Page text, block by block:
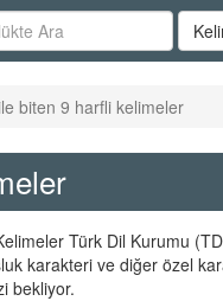
biten 9 harfli kelimeler
Türk Dil Kurumu
karakteri ve diğer özel
bekliyor.